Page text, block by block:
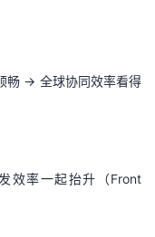
畅 → 全球协同效率看得
效率一起抬升（Front